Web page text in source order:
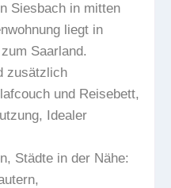
Siesbach in mitten
liegt in
Saarland.
zusätzlich
und Reisebett,
Idealer
Städte in der Nähe: